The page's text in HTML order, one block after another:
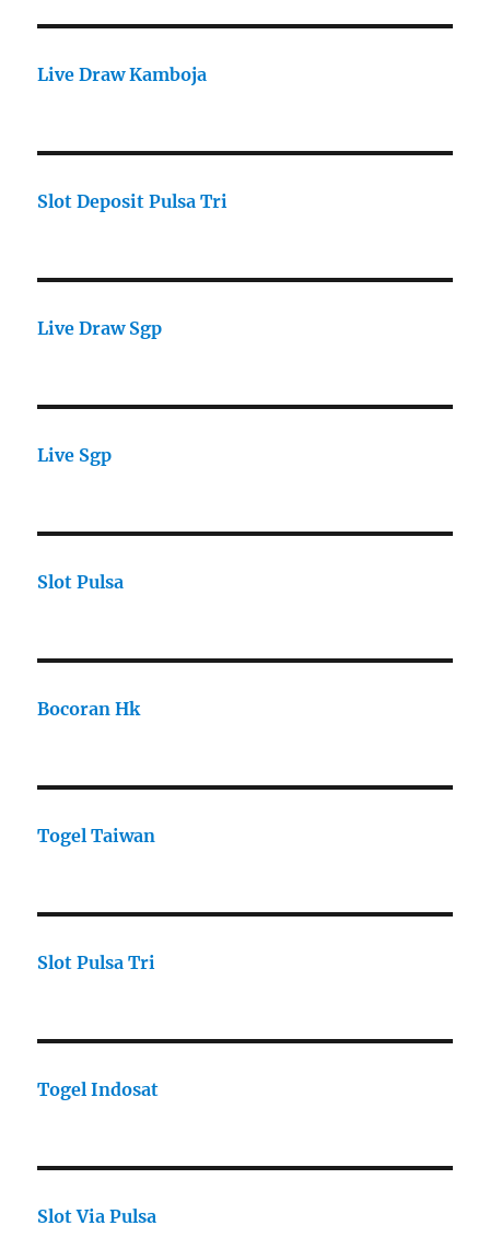
Live Draw Kamboja
Slot Deposit Pulsa Tri
Live Draw Sgp
Live Sgp
Slot Pulsa
Bocoran Hk
Togel Taiwan
Slot Pulsa Tri
Togel Indosat
Slot Via Pulsa